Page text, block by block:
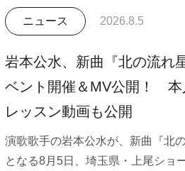
ニュース 2026.8.5
岩本公水、新曲『北の流れ
ベント開催＆MV公開！ 本
レッスン動画も公開
演歌歌手の岩本公水が、新曲『北
となる8月5日、埼玉県・上尾ショ